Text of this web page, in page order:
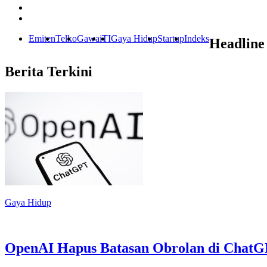
EmitenTelkoGawaiTIGaya HidupStartupIndeksHeadline
Berita Terkini
Gaya Hidup
OpenAI Hapus Batasan Obrolan di